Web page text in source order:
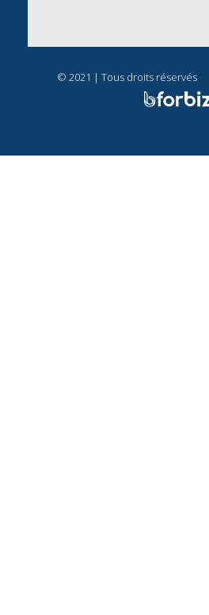
© 2021 | Tous droits réservés